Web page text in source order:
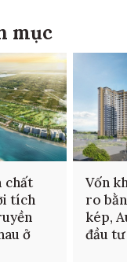
mục
chất
tích
ở
Vốn
ro
kép,
đầu